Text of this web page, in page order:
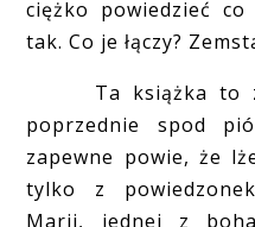
ciężko powiedzieć
tak. Co je łączy?
Ta książka to
poprzednie spod
zapewne powie, że
tylko z
Marii, jednej z